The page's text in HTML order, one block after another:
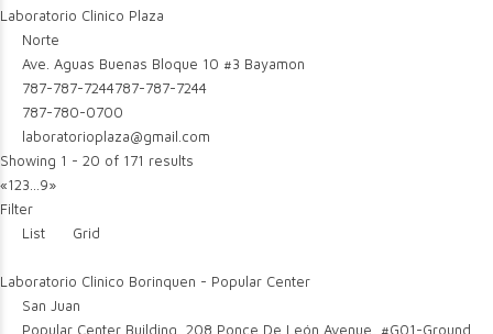
Laboratorio Clinico Plaza
Norte
Ave. Aguas Buenas Bloque 10 #3 Bayamon
787-787-7244787-787-7244
787-780-0700
laboratorioplaza@gmail.com
Showing 1 - 20 of 171 results
«123 9»
Filter
List
Grid
Laboratorio Clinico Borinquen - Popular Center
San Juan
Popular Center Building, 208 Ponce De León Avenue, #G01-Ground